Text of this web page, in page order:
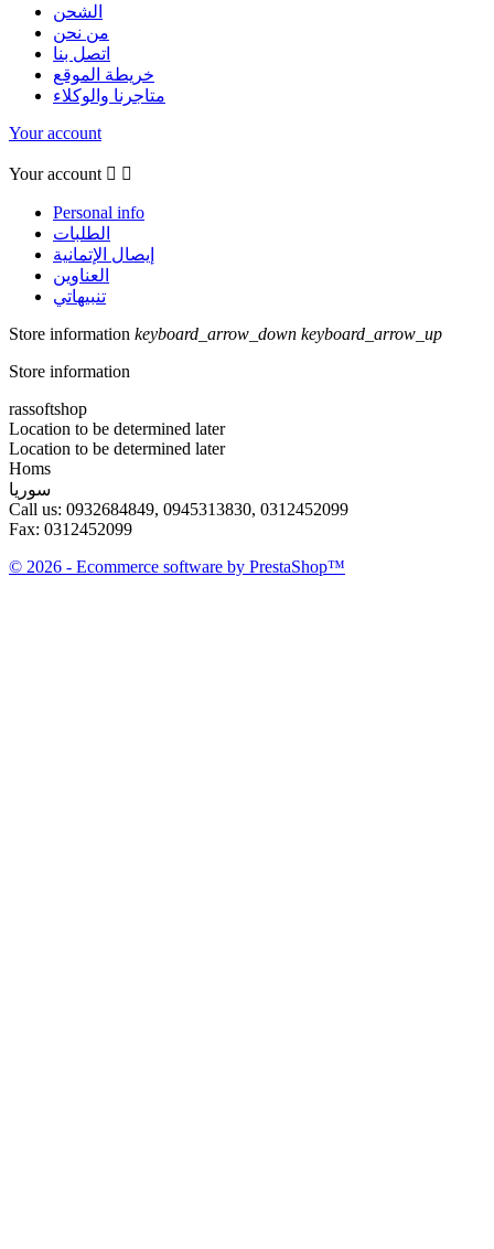
الشحن
من نحن
اتصل بنا
خريطة الموقع
متاجرنا والوكلاء
Your account
Your account  
Personal info
الطلبات
إيصال الإتمانية
العناوين
تنبيهاتي
Store information keyboard_arrow_down keyboard_arrow_up
Store information
rassoftshop
Location to be determined later
Location to be determined later
Homs
سوريا
Call us: 0932684849, 0945313830, 0312452099
Fax: 0312452099
© 2026 - Ecommerce software by PrestaShop™